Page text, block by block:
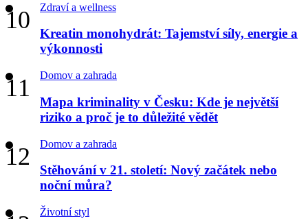
Zdraví a wellness
Kreatin monohydrát: Tajemství síly, energie a
výkonnosti
Domov a zahrada
Mapa kriminality v Česku: Kde je největší
riziko a proč je to důležité vědět
Domov a zahrada
Stěhování v 21. století: Nový začátek nebo
noční můra?
Životní styl